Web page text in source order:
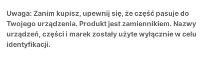
Uwaga: Zanim kupisz, upewnij się, że część pasuje do
Twojego urządzenia. Produkt jest zamiennikiem. Nazwy
urządzeń, części i marek zostały użyte wyłącznie w celu
identyfikacji.